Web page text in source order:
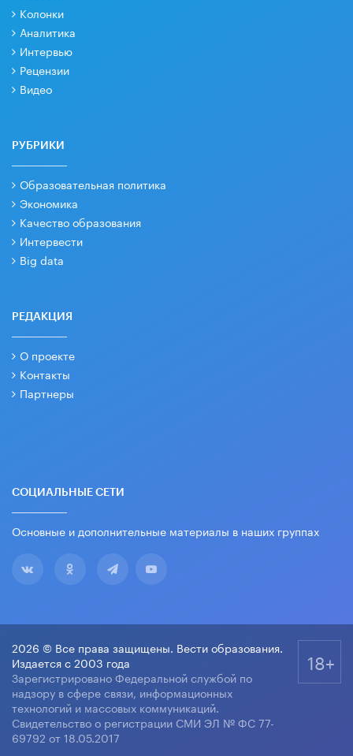
Колонки
Аналитика
Интервью
Рецензии
Видео
РУБРИКИ
Образовательная политика
Экономика
Качество образования
Интервести
Big data
РЕДАКЦИЯ
О проекте
Контакты
Партнеры
СОЦИАЛЬНЫЕ СЕТИ
Основные и дополнительные материалы в наших группах
2026 © Все права защищены. Вести образования.
Издается с 2003 года
Зарегистрировано Федеральной службой по
надзору в сфере связи, информационных
технологий и массовых коммуникаций.
Свидетельство о регистрации СМИ ЭЛ № ФС 77-
69792 от 18.05.2017
18+